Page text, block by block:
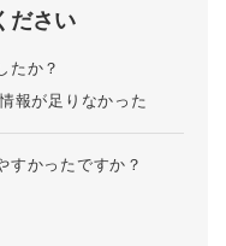
ださい
たか？
報が足りなかった
すかったですか？